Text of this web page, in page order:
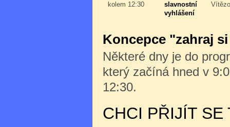
kolem 12:30
slavnostní
vyhlášení
Koncepce "zahraj
Některé dny je do
který začíná hned v
12:30.
CHCI PŘIJÍT SE